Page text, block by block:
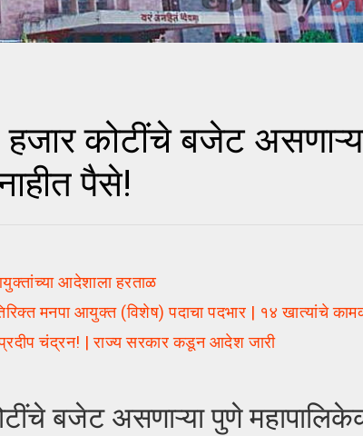
कोटींचे बजेट
पैसे!
आदेशाला हरताळ
मनपा आयुक्त (विशेष) पदाचा पदभार | १४ खात्यांचे
चंद्रन! | राज्य सरकार कडून आदेश जारी
बजेट असणाऱ्या पुणे